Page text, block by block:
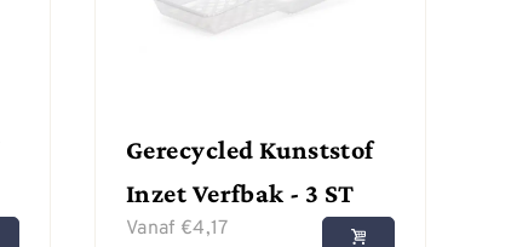
Gerecycled Kunststof
Inzet Verfbak - 3 ST
Vanaf €4,17